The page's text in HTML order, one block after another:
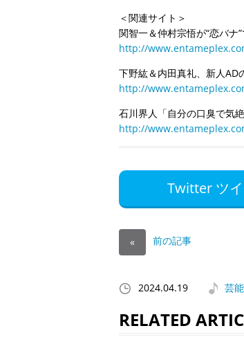
＜関連サイト＞
関智一＆仲村宗悟が“恋バナ
http://
下野紘＆内田真礼、新人AD
http://
石川界人「自分の口臭で気
http://
Twitter ツ
« 前の記事
2024.04.19 芸
RELATED